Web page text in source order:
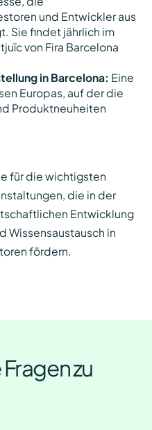
und Entwickler aus
Sie findet jährlich im
von Fira Barcelona
in Barcelona: Eine
Europas, auf der die
Produktneuheiten
für die wichtigsten
die in der
Entwicklung
Wissensaustausch in
fördern.
zu